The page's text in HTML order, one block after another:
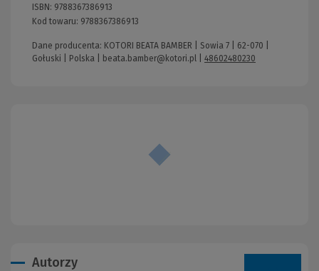
ISBN: 9788367386913
Kod towaru: 9788367386913
Dane producenta: KOTORI BEATA BAMBER | Sowia 7 | 62-070 |
Gołuski | Polska | beata.bamber@kotori.pl 48602480230
Autorzy